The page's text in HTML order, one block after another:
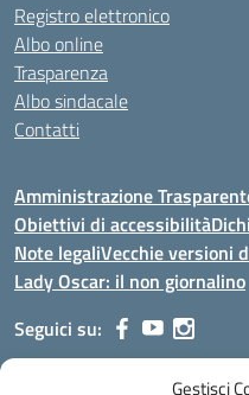
Gestisci
Registro elettronico
Albo online
Trasparenza
Albo sindacale
Contatti
Amministrazione
Obiettivi di accessibilità
Note legaliVecchie versioni
Lady Oscar: il non giornalino
Seguici su: